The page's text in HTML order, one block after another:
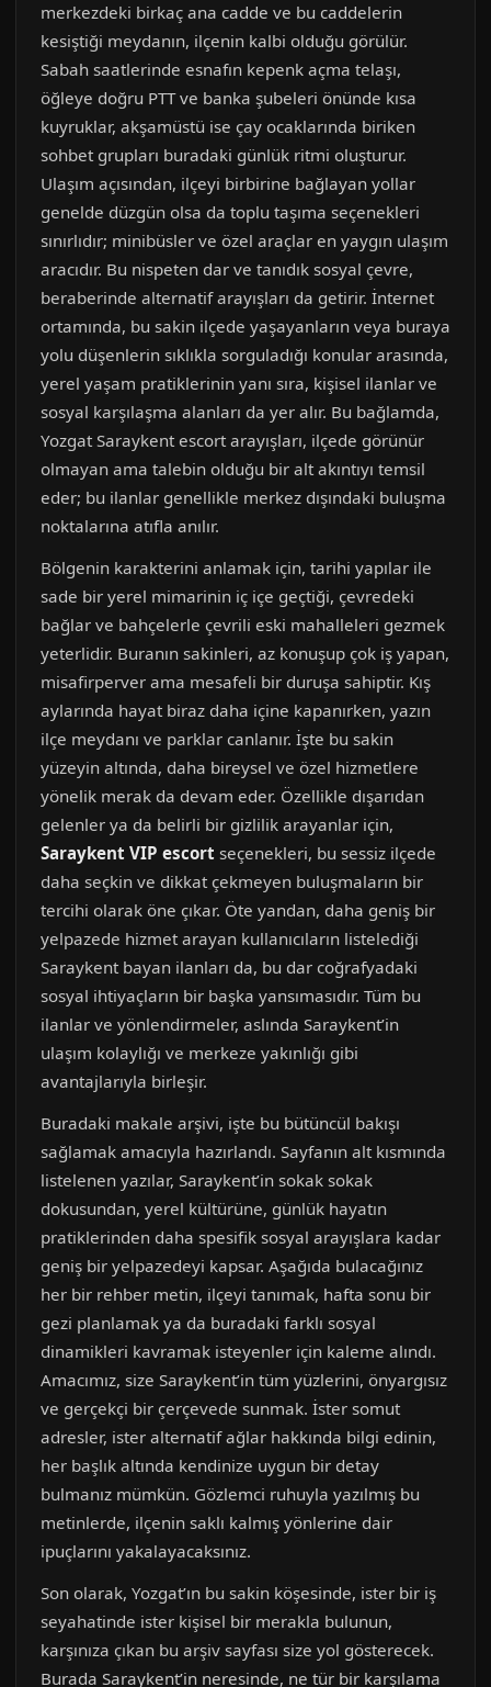
merkezdeki birkaç ana cadde ve bu caddelerin
kesiştiği meydanın, ilçenin kalbi olduğu görülür.
Sabah saatlerinde esnafın kepenk açma telaşı,
öğleye doğru PTT ve banka şubeleri önünde kısa
kuyruklar, akşamüstü ise çay ocaklarında biriken
sohbet grupları buradaki günlük ritmi oluşturur.
Ulaşım açısından, ilçeyi birbirine bağlayan yollar
genelde düzgün olsa da toplu taşıma seçenekleri
sınırlıdır; minibüsler ve özel araçlar en yaygın ulaşım
aracıdır. Bu nispeten dar ve tanıdık sosyal çevre,
beraberinde alternatif arayışları da getirir. İnternet
ortamında, bu sakin ilçede yaşayanların veya buraya
yolu düşenlerin sıklıkla sorguladığı konular arasında,
yerel yaşam pratiklerinin yanı sıra, kişisel ilanlar ve
sosyal karşılaşma alanları da yer alır. Bu bağlamda,
Yozgat Saraykent escort arayışları, ilçede görünür
olmayan ama talebin olduğu bir alt akıntıyı temsil
eder; bu ilanlar genellikle merkez dışındaki buluşma
noktalarına atıfla anılır.
Bölgenin karakterini anlamak için, tarihi yapılar ile
sade bir yerel mimarinin iç içe geçtiği, çevredeki
bağlar ve bahçelerle çevrili eski mahalleleri gezmek
yeterlidir. Buranın sakinleri, az konuşup çok iş yapan,
misafirperver ama mesafeli bir duruşa sahiptir. Kış
aylarında hayat biraz daha içine kapanırken, yazın
ilçe meydanı ve parklar canlanır. İşte bu sakin
yüzeyin altında, daha bireysel ve özel hizmetlere
yönelik merak da devam eder. Özellikle dışarıdan
gelenler ya da belirli bir gizlilik arayanlar için,
Saraykent VIP escort seçenekleri, bu sessiz ilçede
daha seçkin ve dikkat çekmeyen buluşmaların bir
tercihi olarak öne çıkar. Öte yandan, daha geniş bir
yelpazede hizmet arayan kullanıcıların listelediği
Saraykent bayan ilanları da, bu dar coğrafyadaki
sosyal ihtiyaçların bir başka yansımasıdır. Tüm bu
ilanlar ve yönlendirmeler, aslında Saraykent’in
ulaşım kolaylığı ve merkeze yakınlığı gibi
avantajlarıyla birleşir.
Buradaki makale arşivi, işte bu bütüncül bakışı
sağlamak amacıyla hazırlandı. Sayfanın alt kısmında
listelenen yazılar, Saraykent’in sokak sokak
dokusundan, yerel kültürüne, günlük hayatın
pratiklerinden daha spesifik sosyal arayışlara kadar
geniş bir yelpazedeyi kapsar. Aşağıda bulacağınız
her bir rehber metin, ilçeyi tanımak, hafta sonu bir
gezi planlamak ya da buradaki farklı sosyal
dinamikleri kavramak isteyenler için kaleme alındı.
Amacımız, size Saraykent’in tüm yüzlerini, önyargısız
ve gerçekçi bir çerçevede sunmak. İster somut
adresler, ister alternatif ağlar hakkında bilgi edinin,
her başlık altında kendinize uygun bir detay
bulmanız mümkün. Gözlemci ruhuyla yazılmış bu
metinlerde, ilçenin saklı kalmış yönlerine dair
ipuçlarını yakalayacaksınız.
Son olarak, Yozgat’ın bu sakin köşesinde, ister bir iş
seyahatinde ister kişisel bir merakla bulunun,
karşınıza çıkan bu arşiv sayfası size yol gösterecek.
Burada Saraykent’in neresinde, ne tür bir karşılama